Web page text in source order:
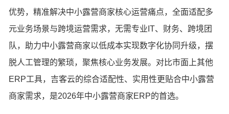
优势，精准解决中小露营商家核心运营痛点，全面适配多
元业务场景与跨境运营需求，无需专业IT、财务、跨境团
队，助力中小露营商家以低成本实现数字化协同升级，摆
脱人工管理的繁琐，聚焦核心业务发展。对比市面上其他
ERP工具，吉客云的综合适配性、实用性更贴合中小露营
商家需求，是2026年中小露营商家ERP的首选。